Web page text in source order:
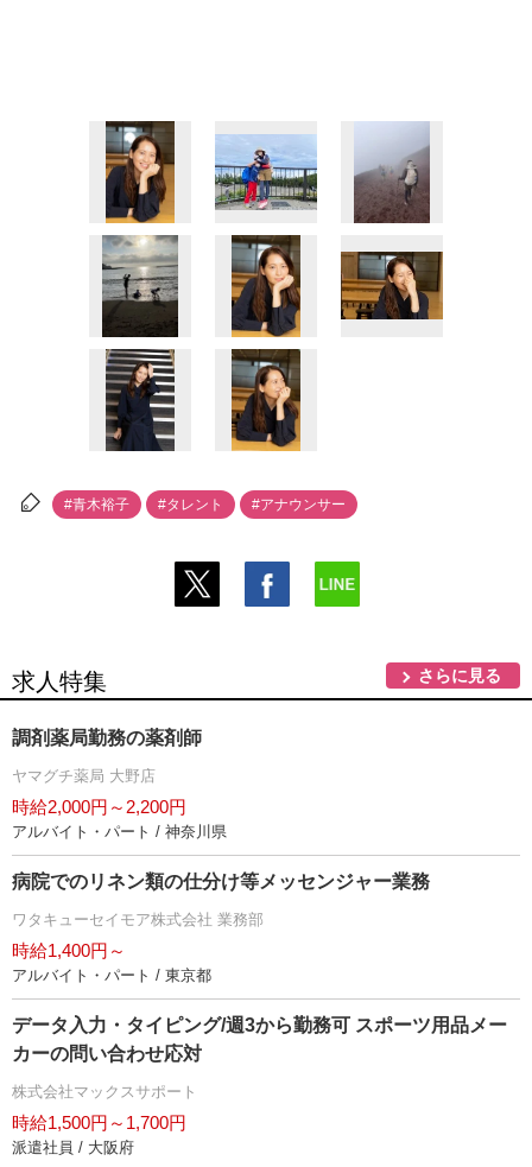
#青木裕子 #タレント #アナウンサー
求人特集 さらに見る
調剤薬局勤務の薬剤師
ヤマグチ薬局 大野店
時給2,000円～2,200円
アルバイト・パート / 神奈川県
病院でのリネン類の仕分け等メッセンジャー業務
ワタキューセイモア株式会社 業務部
時給1,400円～
アルバイト・パート / 東京都
データ入力・タイピング/週3から勤務可 スポーツ用品メー
カーの問い合わせ応対
株式会社マックスサポート
時給1,500円～1,700円
派遣社員 / 大阪府